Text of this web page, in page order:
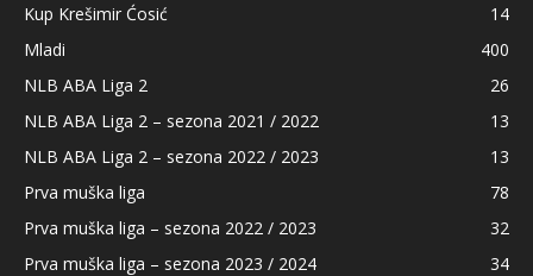
Kup Krešimir Ćosić
14
Mladi
400
NLB ABA Liga 2
26
NLB ABA Liga 2 – sezona 2021 / 2022
13
NLB ABA Liga 2 – sezona 2022 / 2023
13
Prva muška liga
78
Prva muška liga – sezona 2022 / 2023
32
Prva muška liga – sezona 2023 / 2024
34